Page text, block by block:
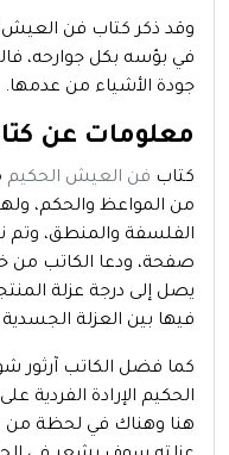
وقد ذكر كتاب فن العيش
في بؤسه بكل جوارحه،
جودة الأشياء من عدمها.
معلومات عن
كتاب فن العيش الحكيم
من المواعظ والحكم،
صفحة، ودعا الكاتب من
يصل إلى درجة عزلة
فيها بين العزلة الجسدية
كما فضل الكاتب آرثور
الحكيم الإرادة الفردية
هنا وهناك في لحظة من